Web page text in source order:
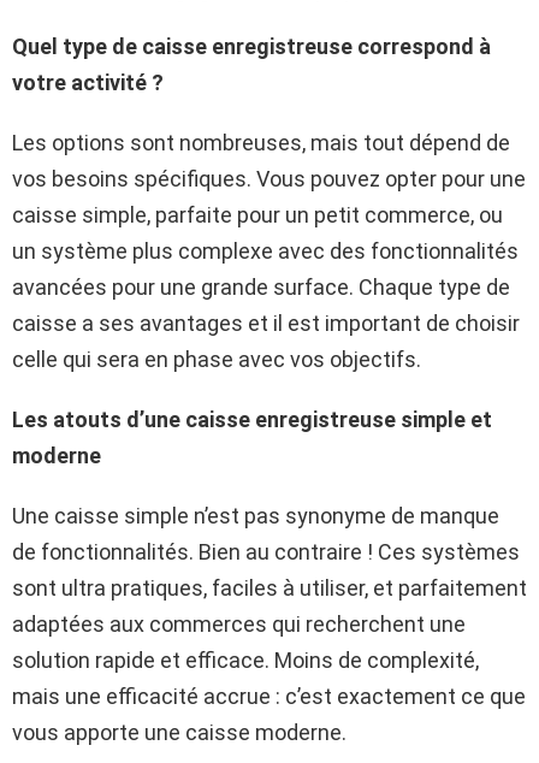
Quel type de caisse enregistreuse correspond à
votre activité ?
Les options sont nombreuses, mais tout dépend de
vos besoins spécifiques. Vous pouvez opter pour une
caisse simple, parfaite pour un petit commerce, ou
un système plus complexe avec des fonctionnalités
avancées pour une grande surface. Chaque type de
caisse a ses avantages et il est important de choisir
celle qui sera en phase avec vos objectifs.
Les atouts d’une caisse enregistreuse simple et
moderne
Une caisse simple n’est pas synonyme de manque
de fonctionnalités. Bien au contraire ! Ces systèmes
sont ultra pratiques, faciles à utiliser, et parfaitement
adaptées aux commerces qui recherchent une
solution rapide et efficace. Moins de complexité,
mais une efficacité accrue : c’est exactement ce que
vous apporte une caisse moderne.